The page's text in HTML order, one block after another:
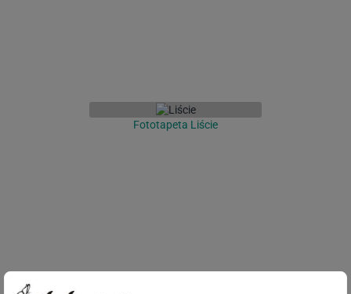
Fototapeta Liście